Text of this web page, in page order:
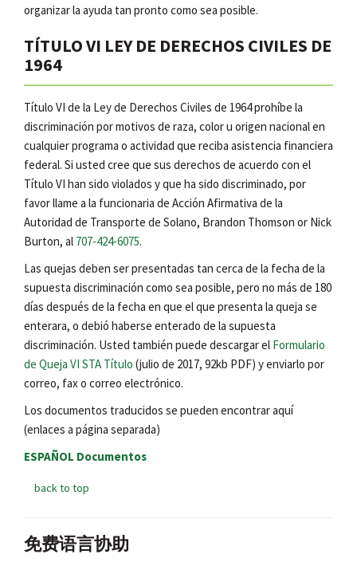
organizar la ayuda tan pronto como sea posible.
TÍTULO VI LEY DE DERECHOS CIVILES DE
1964
Título VI de la Ley de Derechos Civiles de 1964 prohíbe la
discriminación por motivos de raza, color u origen nacional en
cualquier programa o actividad que reciba asistencia financiera
federal. Si usted cree que sus derechos de acuerdo con el
Título VI han sido violados y que ha sido discriminado, por
favor llame a la funcionaria de Acción Afirmativa de la
Autoridad de Transporte de Solano, Brandon Thomson or Nick
Burton, al 707-424-6075.
Las quejas deben ser presentadas tan cerca de la fecha de la
supuesta discriminación como sea posible, pero no más de 180
días después de la fecha en que el que presenta la queja se
enterara, o debió haberse enterado de la supuesta
discriminación. Usted también puede descargar el Formulario
de Queja VI STA Título (julio de 2017, 92kb PDF) y enviarlo por
correo, fax o correo electrónico.
Los documentos traducidos se pueden encontrar aquí
(enlaces a página separada)
ESPAÑOL Documentos
back to top
免费语言协助